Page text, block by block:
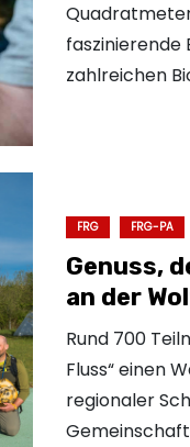
faszinierende
zahlreichen
FRG FRG-PA
Genuss,
an der
Rund 700
Fluss“ einen
regionaler